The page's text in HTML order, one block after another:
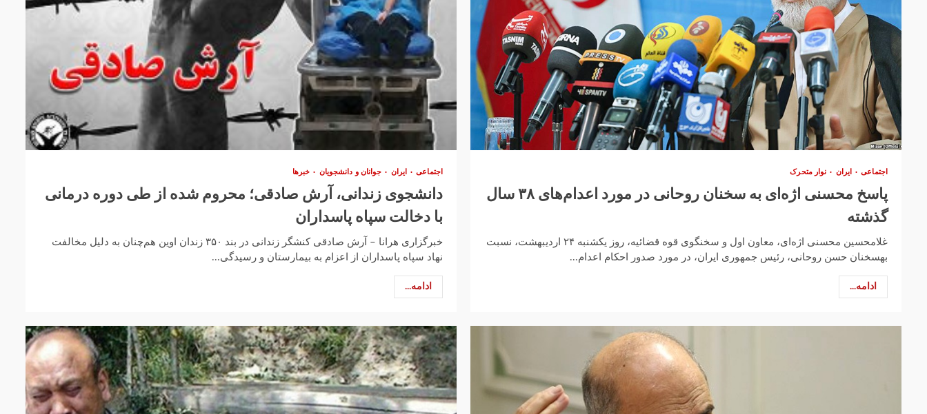
اجتماعی ایران نوار متحرک
پاسخ محسنی اژه‌ای به سخنان روحانی در مورد اعدام‌های ۳۸ سال
گذشته
غلامحسین محسنی اژه‌ای، معاون اول و سخنگوی قوه قضائیه، روز یکشنبه ۲۴ اردیبهشت، نسبت
بهسخنان حسن روحانی، رئیس جمهوری ایران، در مورد صدور احکام اعدام...
ادامه...
اجتماعی ایران جوانان و دانشجویان خبرها
دانشجوی زندانی، آرش صادقی؛ محروم شده از طی دوره درمانی
با دخالت سپاه پاسداران
خبرگزاری هرانا – آرش صادقی کنشگر زندانی در بند ۳۵۰ زندان اوین هم‌چنان به دلیل مخالفت
نهاد سپاه پاسداران از اعزام به بیمارستان و رسیدگی...
ادامه...